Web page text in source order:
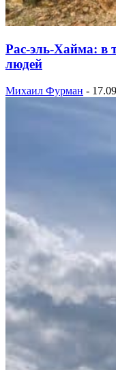
Рас-эль-Хайма: в
людей
Михаил Фурман -